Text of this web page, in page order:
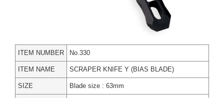
ITEM NUMBER No.330
ITEM NAME SCRAPER KNIFE Y (BIAS BLADE)
SIZE Blade size : 63mm